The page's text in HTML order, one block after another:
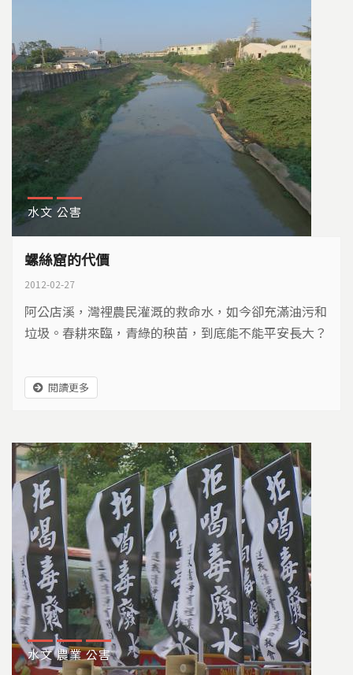
水文 公害
螺絲窟的代價
2012-02-27
阿公店溪，灣裡農民灌溉的救命水，如今卻充滿油污和
垃圾。春耕來臨，青綠的秧苗，到底能不能平安長大？
閱讀更多
水文 農業 公害